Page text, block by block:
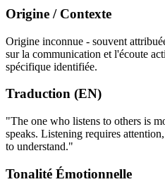
Origine / Contexte
Origine inconnue - souvent
sur la communication et l'écoute
spécifique identifiée.
Traduction (EN)
"The one who listens to others is
speaks. Listening requires
to understand."
Tonalité Émotionnelle